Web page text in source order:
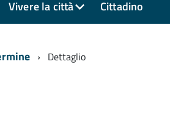
Vivere la città Cittadino
Dettaglio